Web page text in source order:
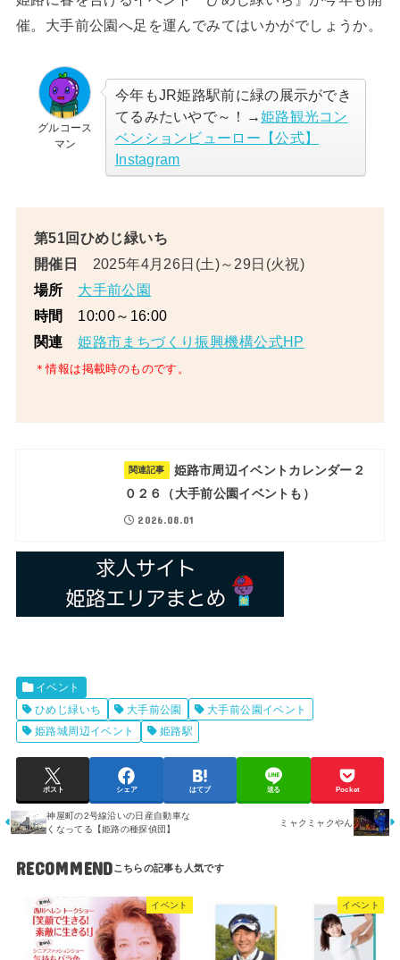
催。大手前公園へ足を運んでみてはいかがでしょうか。
グルコース
マン
今年もJR姫路駅前に緑の展示ができ
てるみたいやで～！→姫路観光コン
ベンションビューロー【公式】
Instagram
第51回ひめじ緑いち
開催日
2025年4月26日(土)～29日(火祝)
場所 大手前公園
時間 10:00～16:00
関連 姫路市まちづくり振興機構公式HP
＊情報は掲載時のものです。
関連記事
姫路市周辺イベントカレンダー２
０２６（大手前公園イベントも）
2026.08.01
イベント
ひめじ緑いち
大手前公園
大手前公園イベント
姫路城周辺イベント
姫路駅
ポスト シェア はてブ 送る Pocket
神屋町の2号線沿いの日産自動車な
くなってる【姫路の種探偵団】
ミャクミャクやん
RECOMMEND
イベント イベント